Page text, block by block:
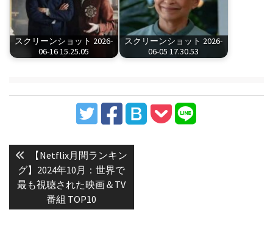
スクリーンショット 2026-
06-16 15.25.05
スクリーンショット 2026-
06-05 17.30.53
稿
ナ
ビ
Previous
post:
【Netflix月間ランキン
グ】2024年10月：世界で
最も視聴された映画＆TV
番組 TOP10